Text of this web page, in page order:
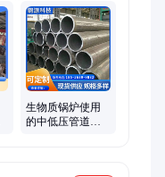
生物质锅炉使用
的中低压管道无